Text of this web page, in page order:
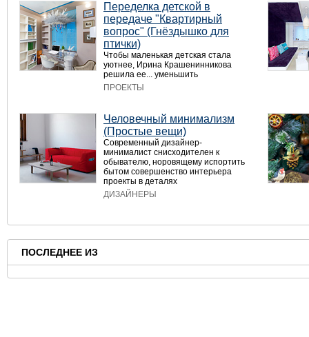
Переделка детской в
передаче "Квартирный
вопрос" (Гнёздышко для
птички)
Чтобы маленькая детская стала
уютнее, Ирина Крашенинникова
решила ее... уменьшить
ПРОЕКТЫ
Человечный минимализм
(Простые вещи)
Современный дизайнер-
минималист снисходителен к
обывателю, норовящему испортить
бытом совершенство интерьера
проекты в деталях
ДИЗАЙНЕРЫ
ПОСЛЕДНЕЕ ИЗ